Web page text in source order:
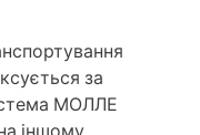
за
МОЛЛЕ